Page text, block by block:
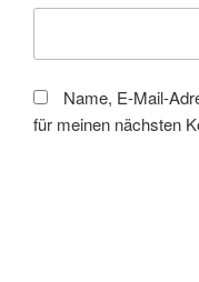
Name, E-Mail-
für meinen nächsten